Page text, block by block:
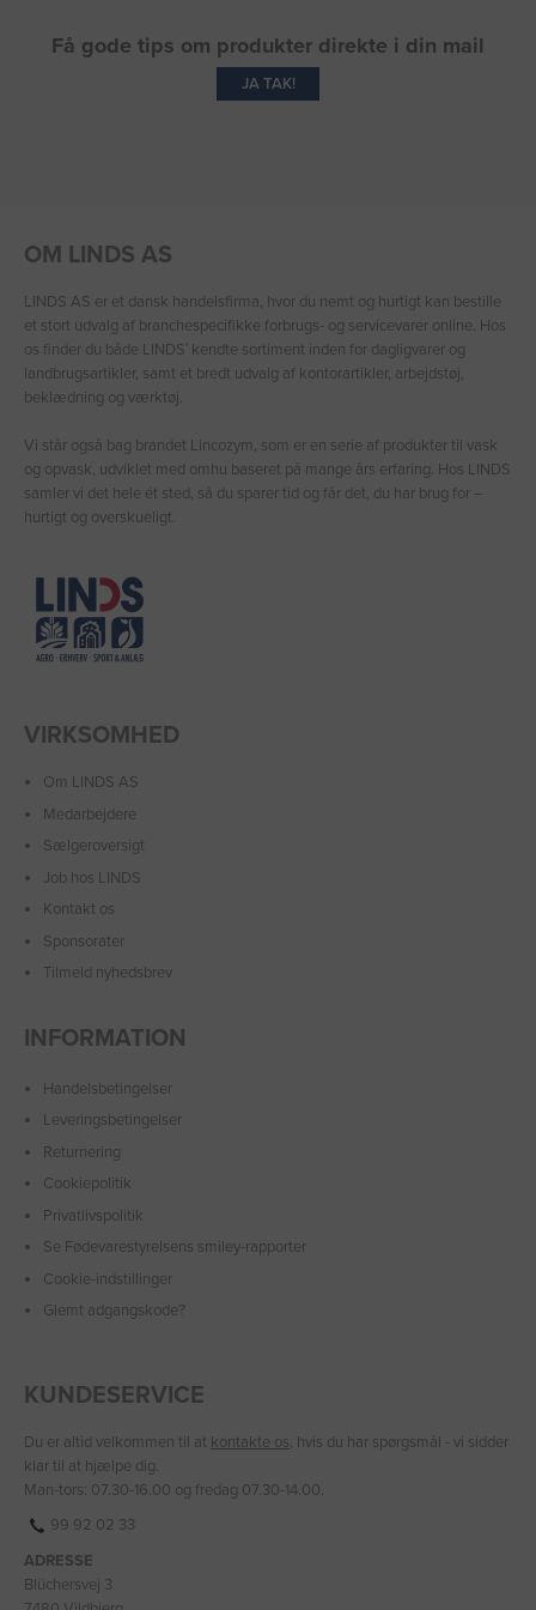
Få gode tips om produkter direkte i din mail
JA TAK!
OM LINDS AS
LINDS AS er et dansk handelsfirma, hvor du nemt og hurtigt kan bestille
et stort udvalg af branchespecifikke forbrugs- og servicevarer online. Hos
os finder du både LINDS′ kendte sortiment inden for dagligvarer og
landbrugsartikler, samt et bredt udvalg af kontorartikler, arbejdstøj,
beklædning og værktøj.
Vi står også bag brandet Lincozym, som er en serie af produkter til vask
og opvask, udviklet med omhu baseret på mange års erfaring. Hos LINDS
samler vi det hele ét sted, så du sparer tid og får det, du har brug for –
hurtigt og overskueligt.
VIRKSOMHED
Om LINDS AS
Medarbejdere
Sælgeroversigt
Job hos LINDS
Kontakt os
Sponsorater
Tilmeld nyhedsbrev
INFORMATION
Handelsbetingelser
Leveringsbetingelser
Returnering
Cookiepolitik
Privatlivspolitik
Se Fødevarestyrelsens smiley-rapporter
Cookie-indstillinger
Glemt adgangskode?
KUNDESERVICE
Du er altid velkommen til at kontakte os, hvis du har spørgsmål - vi sidder
klar til at hjælpe dig.
Man-tors: 07.30-16.00 og fredag 07.30-14.00.
99 92 02 33
ADRESSE
Blüchersvej 3